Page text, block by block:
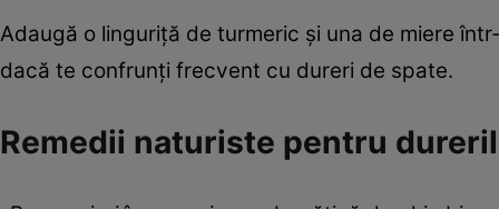
Adaugă o linguriţă de turmeric şi una de miere
dacă te confrunţi frecvent cu dureri de spate.
Remedii naturiste pentru